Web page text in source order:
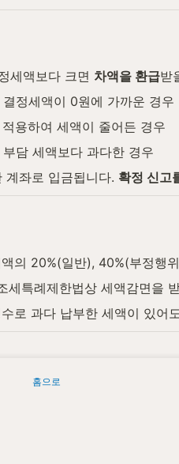
세액보다 크면 차액을 환급받
정세액이 0원에 가까운 경우
용하여 세액이 줄어든 경우
담 세액보다 과다한 경우
계좌로 입금됩니다. 확정 신고
의 20%(일반), 40%(부정행
세특례제한법상 세액감면을
로 과다 납부한 세액이 있어
홈으로